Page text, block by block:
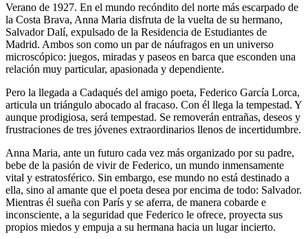
Verano de 1927. En el mundo recóndito del norte más escarpado de
la Costa Brava, Anna Maria disfruta de la vuelta de su hermano,
Salvador Dalí, expulsado de la Residencia de Estudiantes de
Madrid. Ambos son como un par de náufragos en un universo
microscópico: juegos, miradas y paseos en barca que esconden una
relación muy particular, apasionada y dependiente.
Pero la llegada a Cadaqués del amigo poeta, Federico García Lorca,
articula un triángulo abocado al fracaso. Con él llega la tempestad. Y
aunque prodigiosa, será tempestad. Se removerán entrañas, deseos y
frustraciones de tres jóvenes extraordinarios llenos de incertidumbre.
Anna Maria, ante un futuro cada vez más organizado por su padre,
bebe de la pasión de vivir de Federico, un mundo inmensamente
vital y estratosférico. Sin embargo, ese mundo no está destinado a
ella, sino al amante que el poeta desea por encima de todo: Salvador.
Mientras él sueña con París y se aferra, de manera cobarde e
inconsciente, a la seguridad que Federico le ofrece, proyecta sus
propios miedos y empuja a su hermana hacia un lugar incierto.